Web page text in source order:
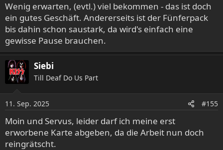
Wenig erwarten, (evtl.) viel bekommen - das ist doch
ein gutes Geschäft. Andererseits ist der Fünferpack
bis dahin schon saustark, da wird's einfach eine
gewisse Pause brauchen.
Siebi
Till Deaf Do Us Part
11. Sep. 2025 #155
Moin und Servus, leider darf ich meine erst
erworbene Karte abgeben, da die Arbeit nun doch
reingrätscht.